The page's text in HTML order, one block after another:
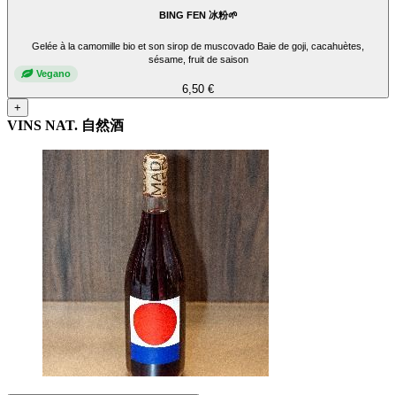
BING FEN 冰粉🌱
Gelée à la camomille bio et son sirop de muscovado Baie de goji, cacahuètes,
sésame, fruit de saison
Vegano
6,50 €
+
VINS NAT. 自然酒